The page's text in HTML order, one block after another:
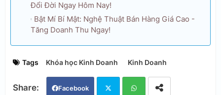
Đổi Đời Ngay Hôm Nay!
Bật Mí Bí Mật: Nghệ Thuật Bán Hàng Giá Cao -
Tăng Doanh Thu Ngay!
Tags Khóa học Kinh Doanh Kinh Doanh
Facebook